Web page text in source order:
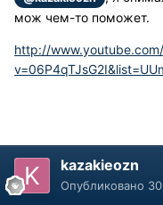
мож чем-то поможет.
http://
kazakieozn
Опубликовано